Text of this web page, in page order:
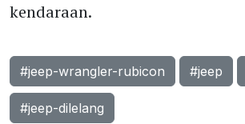
kendaraan.
#jeep-wrangler-rubicon #jeep
#jeep-dilelang